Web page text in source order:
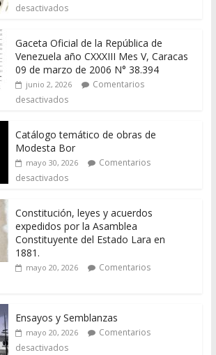
desactivados
Gaceta Oficial de la República de
Venezuela año CXXXIII Mes V, Caracas
09 de marzo de 2006 N° 38.394
junio 2, 2026
Comentarios
desactivados
Catálogo temático de obras de
Modesta Bor
mayo 30, 2026
Comentarios
desactivados
Constitución, leyes y acuerdos
expedidos por la Asamblea
Constituyente del Estado Lara en
1881.
mayo 20, 2026
Comentarios
Ensayos y Semblanzas
mayo 20, 2026
Comentarios
desactivados